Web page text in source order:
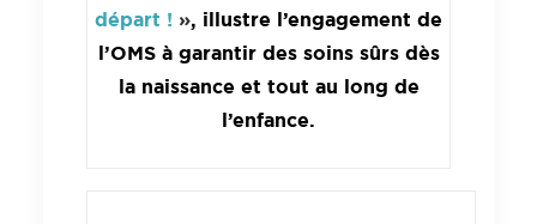
départ ! », illustre l’engagement de
l’OMS à garantir des soins sûrs dès
la naissance et tout au long de
l’enfance.